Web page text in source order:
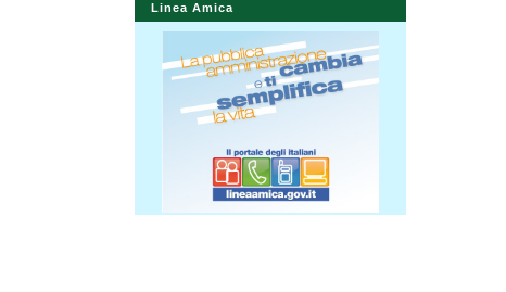
Linea Amica